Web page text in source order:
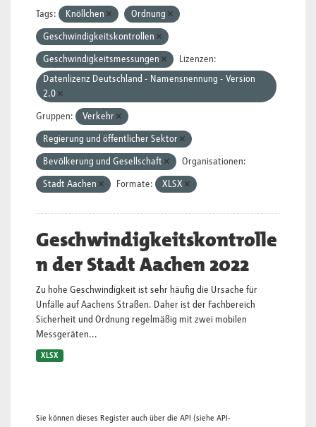
Tags: Knöllchen Ordnung
Geschwindigkeitskontrollen
Geschwindigkeitsmessungen
Lizenzen:
Datenlizenz Deutschland - Namensnennung - Version
2.0
Gruppen: Verkehr
Regierung und öffentlicher Sektor
Bevölkerung und Gesellschaft Organisationen:
Stadt Aachen Formate: XLSX
Geschwindigkeitskontrolle
n der Stadt Aachen 2022
Zu hohe Geschwindigkeit ist sehr häufig die Ursache für
Unfälle auf Aachens Straßen. Daher ist der Fachbereich
Sicherheit und Ordnung regelmäßig mit zwei mobilen
Messgeräten...
XLSX
Sie können dieses Register auch über die API (siehe API-